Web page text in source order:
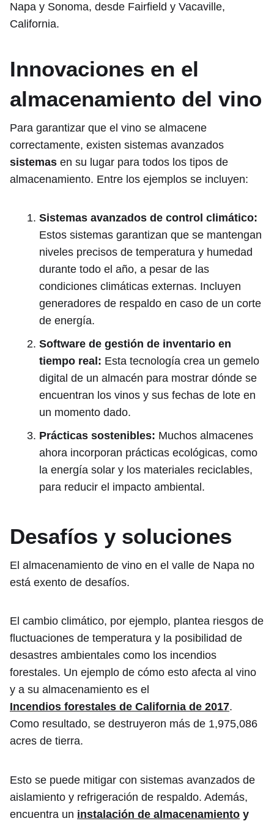
Napa y Sonoma, desde Fairfield y Vacaville,
California.
Innovaciones en el
almacenamiento del vino
Para garantizar que el vino se almacene
correctamente, existen sistemas avanzados
sistemas en su lugar para todos los tipos de
almacenamiento. Entre los ejemplos se incluyen:
Sistemas avanzados de control climático:
Estos sistemas garantizan que se mantengan
niveles precisos de temperatura y humedad
durante todo el año, a pesar de las
condiciones climáticas externas. Incluyen
generadores de respaldo en caso de un corte
de energía.
Software de gestión de inventario en
tiempo real: Esta tecnología crea un gemelo
digital de un almacén para mostrar dónde se
encuentran los vinos y sus fechas de lote en
un momento dado.
Prácticas sostenibles: Muchos almacenes
ahora incorporan prácticas ecológicas, como
la energía solar y los materiales reciclables,
para reducir el impacto ambiental.
Desafíos y soluciones
El almacenamiento de vino en el valle de Napa no
está exento de desafíos.
El cambio climático, por ejemplo, plantea riesgos de
fluctuaciones de temperatura y la posibilidad de
desastres ambientales como los incendios
forestales. Un ejemplo de cómo esto afecta al vino
y a su almacenamiento es el
Incendios forestales de California de 2017.
Como resultado, se destruyeron más de 1,975,086
acres de tierra.
Esto se puede mitigar con sistemas avanzados de
aislamiento y refrigeración de respaldo. Además,
encuentra un instalación de almacenamiento y